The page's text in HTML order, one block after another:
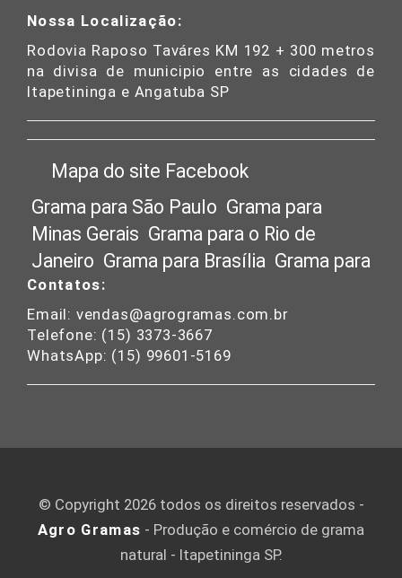
Nossa Localização:
Rodovia Raposo Taváres KM 192 + 300 metros
na divisa de municipio entre as cidades de
Itapetininga e Angatuba SP
Mapa do site Facebook
Grama para São Paulo Grama para
Minas Gerais Grama para o Rio de
Janeiro Grama para Brasília Grama para
Santa Catarina
Grosso Grama para Goias Grama para o
Paraná Grama para o Rio Grande do Sul
Grama para o Espírito Santo
Campinas Grama para Ribeirão Preto
Contatos:
Email: vendas@agrogramas.com.br
Telefone: (15) 3373-3667
WhatsApp: (15) 99601-5169
© Copyright 2026 todos os direitos reservados -
Agro Gramas - Produção e comércio de grama
natural - Itapetininga SP.